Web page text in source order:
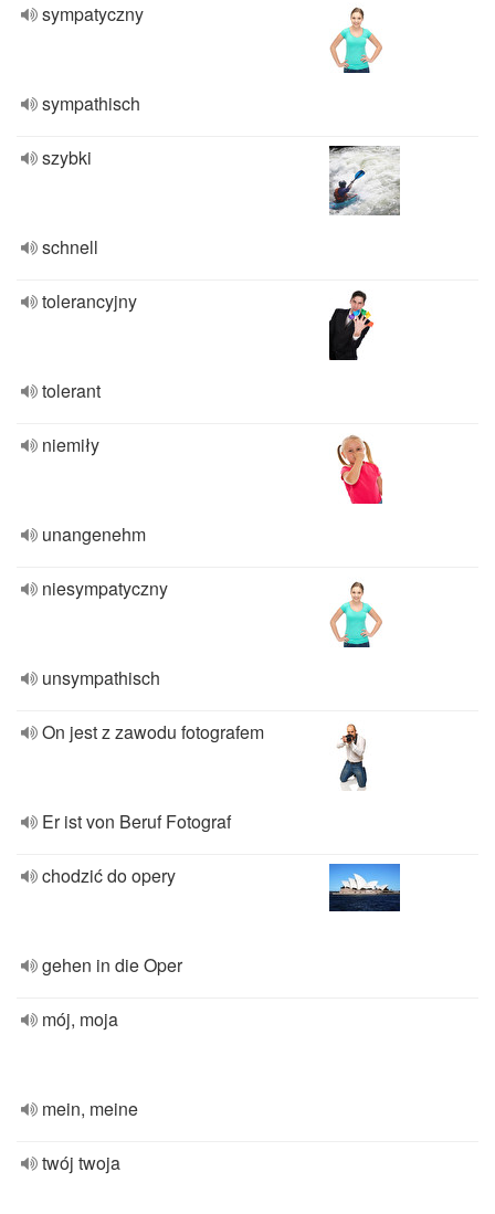
sympatyczny
sympathisch
szybki
schnell
tolerancyjny
tolerant
niemiły
unangenehm
niesympatyczny
unsympathisch
On jest z zawodu fotografem
Er ist von Beruf Fotograf
chodzić do opery
gehen in die Oper
mój, moja
mein, meine
twój twoja